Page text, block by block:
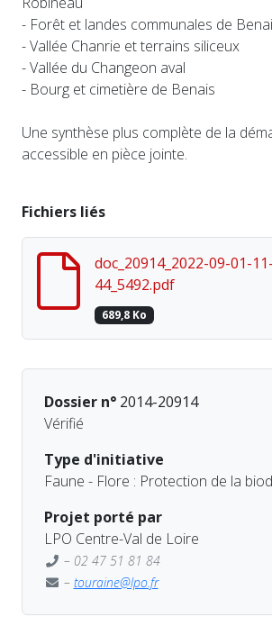
- Forêt et landes communales de
- Vallée Chanrie et terrains siliceux
- Vallée du Changeon aval
- Bourg et cimetière de Benais
Une synthèse plus complète de la
accessible en pièce jointe.
Fichiers liés
doc_20914_2022-09-01-
44_5492.pdf
689,8 Ko
Dossier n° 2014-20914
Vérifié
Type d'initiative
Faune - Flore : Protection de la
Projet porté par
LPO Centre-Val de Loire
– 02 47 51 81 84
– touraine@lpo.fr